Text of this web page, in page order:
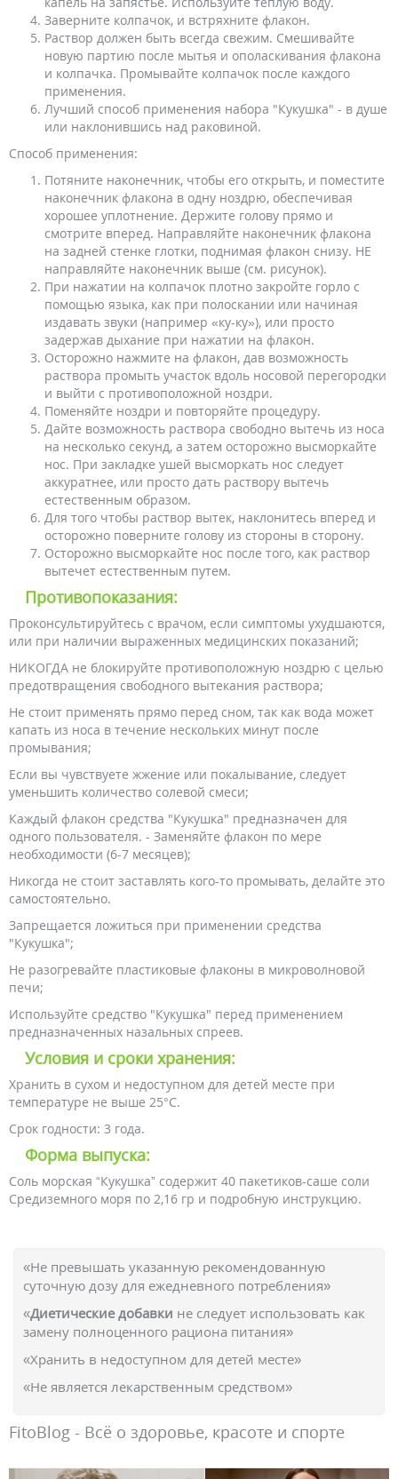
Заверните колпачок, и встряхните флакон.
Раствор должен быть всегда свежим. Смешивайте
новую партию после мытья и ополаскивания флакона
и колпачка. Промывайте колпачок после каждого
применения.
Лучший способ применения набора "Кукушка" - в душе
или наклонившись над раковиной.
Способ применения:
Потяните наконечник, чтобы его открыть, и поместите
наконечник флакона в одну ноздрю, обеспечивая
хорошее уплотнение. Держите голову прямо и
смотрите вперед. Направляйте наконечник флакона
на задней стенке глотки, поднимая флакон снизу. НЕ
направляйте наконечник выше (см. рисунок).
При нажатии на колпачок плотно закройте горло с
помощью языка, как при полоскании или начиная
издавать звуки (например «ку-ку»), или просто
задержав дыхание при нажатии на флакон.
Осторожно нажмите на флакон, дав возможность
раствора промыть участок вдоль носовой перегородки
и выйти с противоположной ноздри.
Поменяйте ноздри и повторяйте процедуру.
Дайте возможность раствора свободно вытечь из носа
на несколько секунд, а затем осторожно высморкайте
нос. При закладке ушей высморкать нос следует
аккуратнее, или просто дать раствору вытечь
естественным образом.
Для того чтобы раствор вытек, наклонитесь вперед и
осторожно поверните голову из стороны в сторону.
Осторожно высморкайте нос после того, как раствор
вытечет естественным путем.
Противопоказания:
Проконсультируйтесь с врачом, если симптомы ухудшаются,
или при наличии выраженных медицинских показаний;
НИКОГДА не блокируйте противоположную ноздрю с целью
предотвращения свободного вытекания раствора;
Не стоит применять прямо перед сном, так как вода может
капать из носа в течение нескольких минут после
промывания;
Если вы чувствуете жжение или покалывание, следует
уменьшить количество солевой смеси;
Каждый флакон средства "Кукушка" предназначен для
одного пользователя. - Заменяйте флакон по мере
необходимости (6-7 месяцев);
Никогда не стоит заставлять кого-то промывать, делайте это
самостоятельно.
Запрещается ложиться при применении средства
"Кукушка";
Не разогревайте пластиковые флаконы в микроволновой
печи;
Используйте средство "Кукушка" перед применением
предназначенных назальных спреев.
Условия и сроки хранения:
Хранить в сухом и недоступном для детей месте при
температуре не выше 25°С.
Срок годности: 3 года.
Форма выпуска:
Соль морская “Кукушка” содержит 40 пакетиков-саше соли
Средиземного моря по 2,16 гр и подробную инструкцию.
«Не превышать указанную рекомендованную
суточную дозу для ежедневного потребления»
«Диетические добавки не следует использовать как
замену полноценного рациона питания»
«Хранить в недоступном для детей месте»
«Не является лекарственным средством»
FitoBlog - Всё о здоровье, красоте и спорте